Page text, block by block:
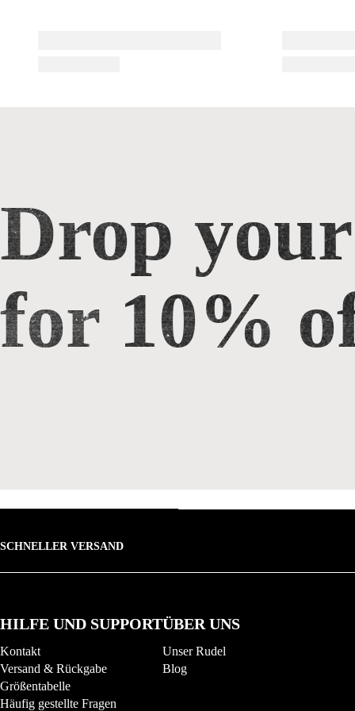
Drop
for 10%
SCHNELLER VERSAND
HILFE UND SUPPORT
Kontakt
Versand & Rückgabe
Größentabelle
Häufig gestellte Fragen
ÜBER UNS
Unser Rudel
Blog